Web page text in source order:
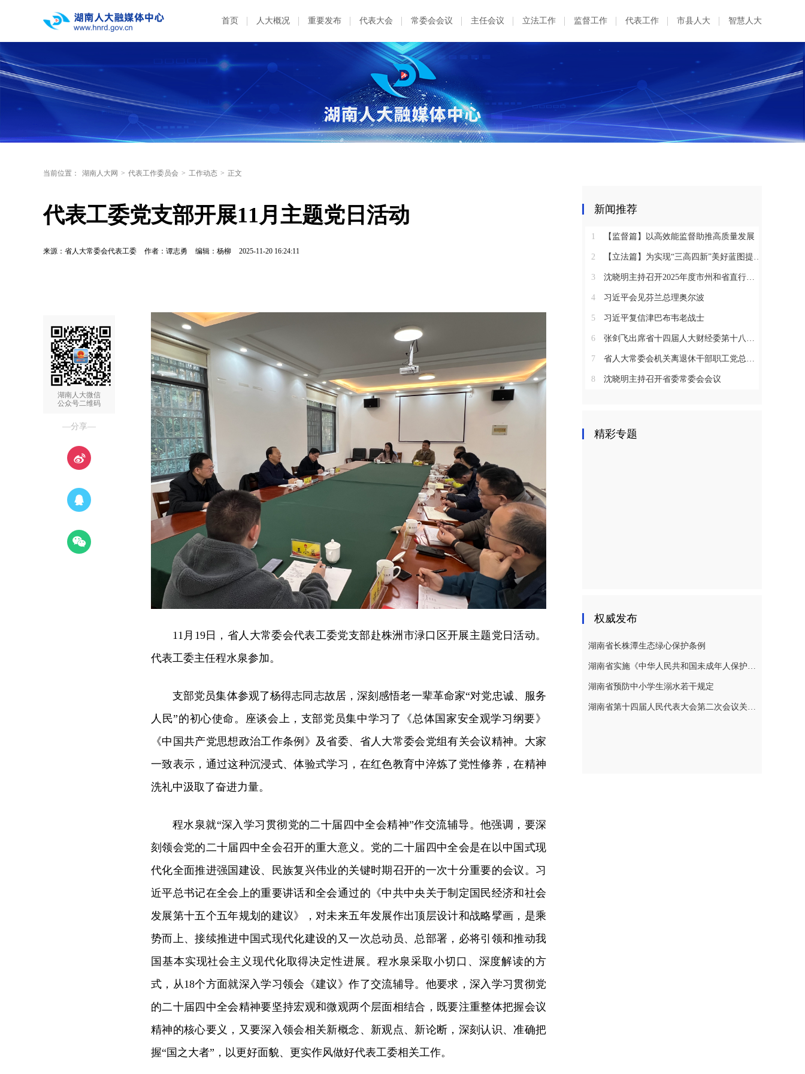
首页 人大概况 重要发布 代表大会 常委会会议 主任会议 立法工作 监督工作 代表工作 市县人大 智慧人大
当前位置： 湖南人大网 > 代表工作委员会 > 工作动态 > 正文
代表工委党支部开展11月主题党日活动
来源：省人大常委会代表工委 作者：谭志勇 编辑：杨柳 2025-11-20 16:24:11
湖南人大微信
公众号二维码
—分享—
11月19日，省人大常委会代表工委党支部赴株洲市渌口区开展主题党日活动。
代表工委主任程水泉参加。
支部党员集体参观了杨得志同志故居，深刻感悟老一辈革命家“对党忠诚、服务
人民”的初心使命。座谈会上，支部党员集中学习了《总体国家安全观学习纲要》
《中国共产党思想政治工作条例》及省委、省人大常委会党组有关会议精神。大家
一致表示，通过这种沉浸式、体验式学习，在红色教育中淬炼了党性修养，在精神
洗礼中汲取了奋进力量。
程水泉就“深入学习贯彻党的二十届四中全会精神”作交流辅导。他强调，要深
刻领会党的二十届四中全会召开的重大意义。党的二十届四中全会是在以中国式现
代化全面推进强国建设、民族复兴伟业的关键时期召开的一次十分重要的会议。习
近平总书记在全会上的重要讲话和全会通过的《中共中央关于制定国民经济和社会
发展第十五个五年规划的建议》，对未来五年发展作出顶层设计和战略擘画，是乘
势而上、接续推进中国式现代化建设的又一次总动员、总部署，必将引领和推动我
国基本实现社会主义现代化取得决定性进展。程水泉采取小切口、深度解读的方
式，从18个方面就深入学习领会《建议》作了交流辅导。他要求，深入学习贯彻党
的二十届四中全会精神要坚持宏观和微观两个层面相结合，既要注重整体把握会议
精神的核心要义，又要深入领会相关新概念、新观点、新论断，深刻认识、准确把
握“国之大者”，以更好面貌、更实作风做好代表工委相关工作。
新闻推荐
1 【监督篇】以高效能监督助推高质量发展
2 【立法篇】为实现“三高四新”美好蓝图提供坚实法治保障
3 沈晓明主持召开2025年度市州和省直行业系统党（工）委书记抓基层党建工作述职评议会议
4 习近平会见芬兰总理奥尔波
5 习近平复信津巴布韦老战士
6 张剑飞出席省十四届人大财经委第十八次全体会议
7 省人大常委会机关离退休干部职工党总支召开2025年度总结表彰大会
8 沈晓明主持召开省委常委会会议
精彩专题
权威发布
湖南省长株潭生态绿心保护条例
湖南省实施《中华人民共和国未成年人保护法》若干规定
湖南省预防中小学生溺水若干规定
湖南省第十四届人民代表大会第二次会议关于湖南省人民代表大会常务委员会工作报告的决议